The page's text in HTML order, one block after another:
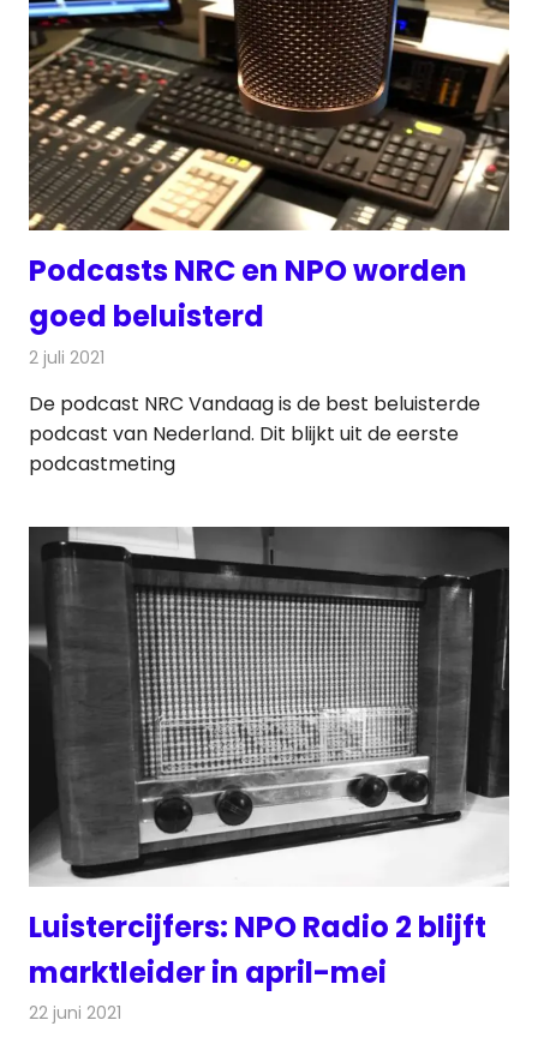
Podcasts NRC en NPO worden
goed beluisterd
2 juli 2021
De podcast NRC Vandaag is de best beluisterde
podcast van Nederland. Dit blijkt uit de eerste
podcastmeting
Luistercijfers: NPO Radio 2 blijft
marktleider in april-mei
22 juni 2021